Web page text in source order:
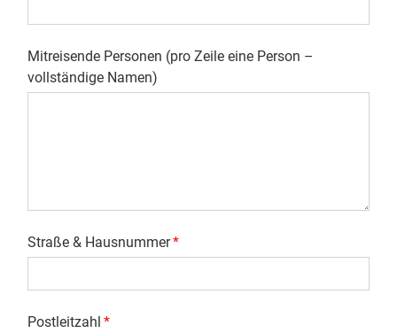
Mitreisende Personen (pro Zeile eine Person –
vollständige Namen)
Straße & Hausnummer*
Postleitzahl *